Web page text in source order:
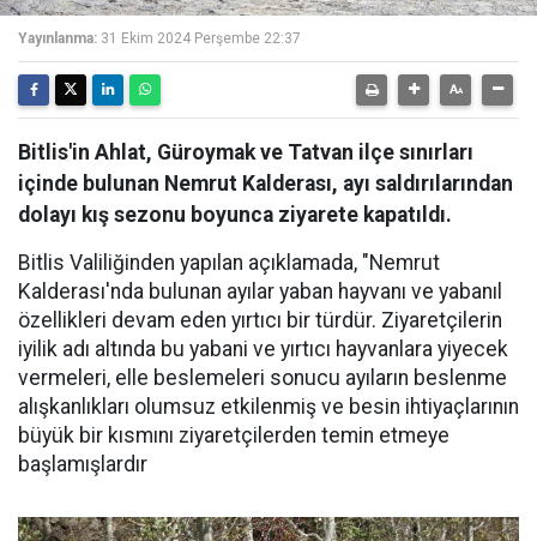
Yayınlanma: 31 Ekim 2024 Perşembe 22:37
Bitlis'in Ahlat, Güroymak ve Tatvan ilçe sınırları
içinde bulunan Nemrut Kalderası, ayı saldırılarından
dolayı kış sezonu boyunca ziyarete kapatıldı.
Bitlis Valiliğinden yapılan açıklamada, "Nemrut
Kalderası'nda bulunan ayılar yaban hayvanı ve yabanıl
özellikleri devam eden yırtıcı bir türdür. Ziyaretçilerin
iyilik adı altında bu yabani ve yırtıcı hayvanlara yiyecek
vermeleri, elle beslemeleri sonucu ayıların beslenme
alışkanlıkları olumsuz etkilenmiş ve besin ihtiyaçlarının
büyük bir kısmını ziyaretçilerden temin etmeye
başlamışlardır